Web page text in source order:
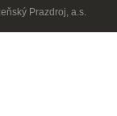
Prazdroj, a.s.